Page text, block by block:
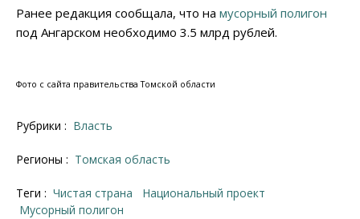
Ранее редакция сообщала, что на мусорный полигон
под Ангарском необходимо 3.5 млрд рублей.
Фото с сайта правительства Томской области
Рубрики : Власть
Регионы : Томская область
Теги : Чистая страна
национальный проект
мусорный полигон